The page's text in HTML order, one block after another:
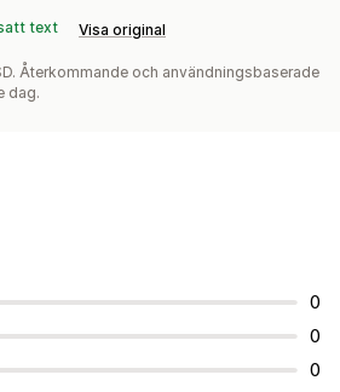
text Visa original
Återkommande och användningsbaserade
dag.
0
0
0